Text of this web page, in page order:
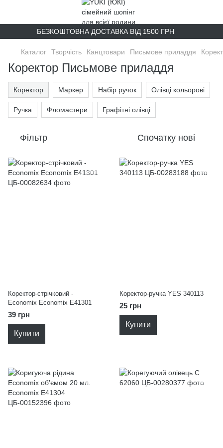
БЕЗКОШТОВНА ДОСТАВКА ВІД 1500 ГРН
Каталог Творчість Канцтовари Письмове приладдя
Коректор Письмове приладдя
Коректор Маркер Набір ручок Олівці кольорові
Ручка Фломастери Графітні олівці
Фільтр Спочатку нові
Коректор-стрічковий -
Economix Economix E41301
39 грн
Купити
Коректор-ручка YES 340113
25 грн
Купити